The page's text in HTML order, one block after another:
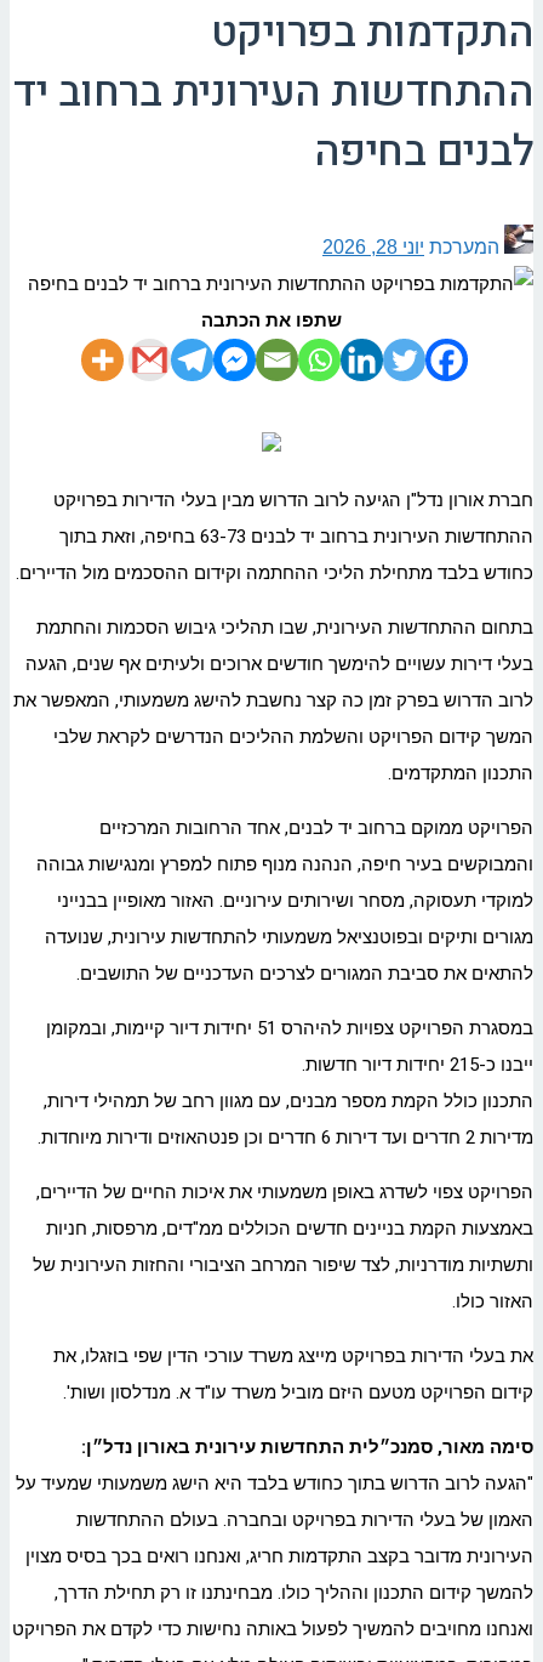
התקדמות בפרויקט
ההתחדשות העירונית ברחוב יד
לבנים בחיפה
המערכת יוני 28, 2026
שתפו את הכתבה
חברת אורון נדל"ן הגיעה לרוב הדרוש מבין בעלי הדירות בפרויקט
ההתחדשות העירונית ברחוב יד לבנים 63-73 בחיפה, וזאת בתוך
כחודש בלבד מתחילת הליכי ההחתמה וקידום ההסכמים מול הדיירים.
בתחום ההתחדשות העירונית, שבו תהליכי גיבוש הסכמות והחתמת
בעלי דירות עשויים להימשך חודשים ארוכים ולעיתים אף שנים, הגעה
לרוב הדרוש בפרק זמן כה קצר נחשבת להישג משמעותי, המאפשר את
המשך קידום הפרויקט והשלמת ההליכים הנדרשים לקראת שלבי
התכנון המתקדמים.
הפרויקט ממוקם ברחוב יד לבנים, אחד הרחובות המרכזיים
והמבוקשים בעיר חיפה, הנהנה מנוף פתוח למפרץ ומנגישות גבוהה
למוקדי תעסוקה, מסחר ושירותים עירוניים. האזור מאופיין בבנייני
מגורים ותיקים ובפוטנציאל משמעותי להתחדשות עירונית, שנועדה
להתאים את סביבת המגורים לצרכים העדכניים של התושבים.
במסגרת הפרויקט צפויות להיהרס 51 יחידות דיור קיימות, ובמקומן
ייבנו כ-215 יחידות דיור חדשות.
התכנון כולל הקמת מספר מבנים, עם מגוון רחב של תמהילי דירות,
מדירות 2 חדרים ועד דירות 6 חדרים וכן פנטהאוזים ודירות מיוחדות.
הפרויקט צפוי לשדרג באופן משמעותי את איכות החיים של הדיירים,
באמצעות הקמת בניינים חדשים הכוללים ממ"דים, מרפסות, חניות
ותשתיות מודרניות, לצד שיפור המרחב הציבורי והחזות העירונית של
האזור כולו.
את בעלי הדירות בפרויקט מייצג משרד עורכי הדין שפי בוזגלו, את
קידום הפרויקט מטעם היזם מוביל משרד עו"ד א. מנדלסון ושות'.
סימה מאור, סמנכ״לית התחדשות עירונית באורון נדל״ן:
"הגעה לרוב הדרוש בתוך כחודש בלבד היא הישג משמעותי שמעיד על
האמון של בעלי הדירות בפרויקט ובחברה. בעולם ההתחדשות
העירונית מדובר בקצב התקדמות חריג, ואנחנו רואים בכך בסיס מצוין
להמשך קידום התכנון וההליך כולו. מבחינתנו זו רק תחילת הדרך,
ואנחנו מחויבים להמשיך לפעול באותה נחישות כדי לקדם את הפרויקט